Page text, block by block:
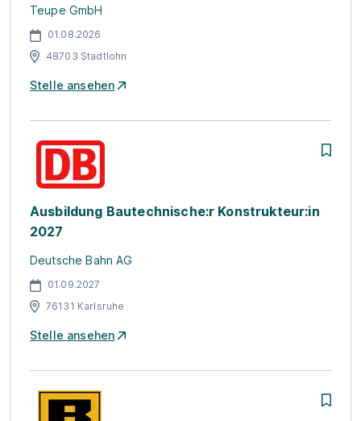
Teupe GmbH
01.08.2026
48703 Stadtlohn
Stelle ansehen
Ausbildung Bautechnische:r Konstrukteur:in
2027
Deutsche Bahn AG
01.09.2027
76131 Karlsruhe
Stelle ansehen